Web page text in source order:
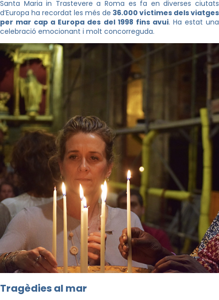
Santa Maria in Trastevere a Roma es fa en diverses ciutats
d’Europa ha recordat les més de 36.000 víctimes dels viatges
per mar cap a Europa des del 1998 fins avui. Ha estat una
celebració emocionant i molt concorreguda.
Tragèdies al mar